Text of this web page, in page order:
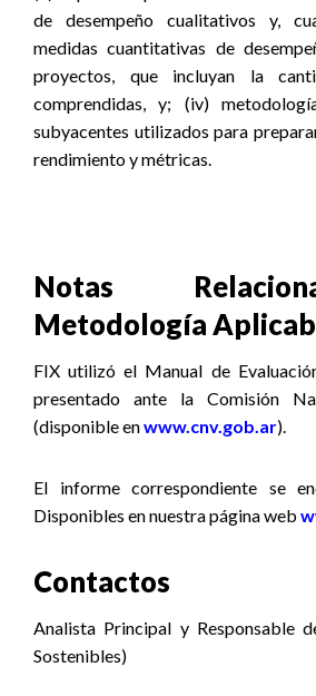
de desempeño cualitativos y,
medidas cuantitativas de
proyectos, que incluyan la
comprendidas, y; (iv)
subyacentes utilizados para
rendimiento y métricas.
Notas
Metodología
FIX utilizó el Manual de
presentado ante la Comisión
(disponible enwww.cnv.gob.ar).
El informe correspondiente se
Disponibles en nuestra página web
Contactos
Analista Principal y Responsable
Sostenibles)